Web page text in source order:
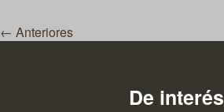
de
← Anteriores
De interés